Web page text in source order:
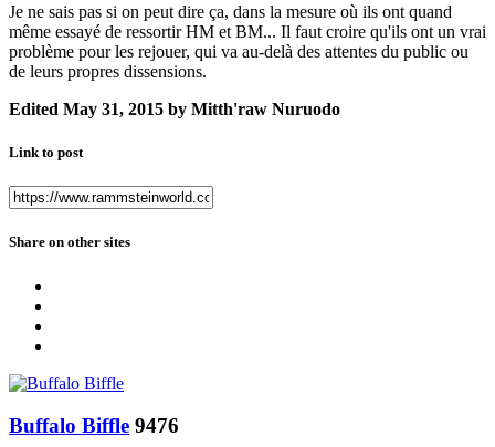
Je ne sais pas si on peut dire ça, dans la mesure où ils ont quand
même essayé de ressortir HM et BM... Il faut croire qu'ils ont un vrai
problème pour les rejouer, qui va au-delà des attentes du public ou
de leurs propres dissensions.
Edited May 31, 2015 by Mitth'raw Nuruodo
Link to post
Share on other sites
Buffalo Biffle 9476